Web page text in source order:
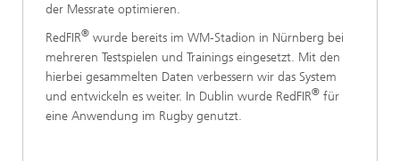
der Messrate optimieren.
RedFIR® wurde bereits im WM-Stadion in Nürnberg bei
mehreren Testspielen und Trainings eingesetzt. Mit den
hierbei gesammelten Daten verbessern wir das System
und entwickeln es weiter. In Dublin wurde RedFIR® für
eine Anwendung im Rugby genutzt.